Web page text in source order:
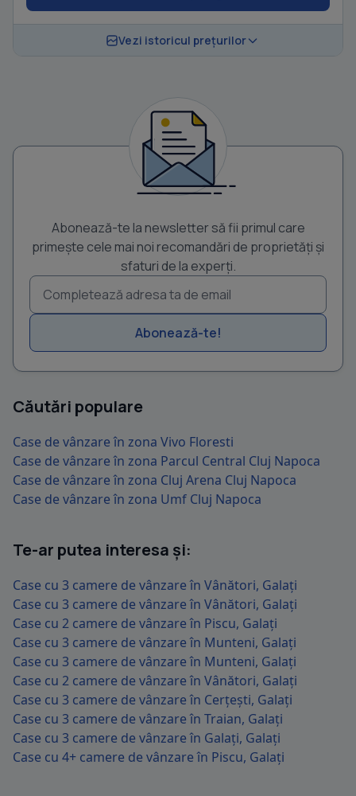
Vezi istoricul prețurilor
Abonează-te la newsletter să fii primul care
primește cele mai noi recomandări de proprietăți și
sfaturi de la experți.
Abonează-te!
Căutări populare
Case de vânzare în zona Vivo Floresti
Case de vânzare în zona Parcul Central Cluj Napoca
Case de vânzare în zona Cluj Arena Cluj Napoca
Case de vânzare în zona Umf Cluj Napoca
Te-ar putea interesa și:
Case cu 3 camere de vânzare în Vânători, Galați
Case cu 3 camere de vânzare în Vânători, Galați
Case cu 2 camere de vânzare în Piscu, Galați
Case cu 3 camere de vânzare în Munteni, Galați
Case cu 3 camere de vânzare în Munteni, Galați
Case cu 2 camere de vânzare în Vânători, Galați
Case cu 3 camere de vânzare în Cerțești, Galați
Case cu 3 camere de vânzare în Traian, Galați
Case cu 3 camere de vânzare în Galați, Galați
Case cu 4+ camere de vânzare în Piscu, Galați